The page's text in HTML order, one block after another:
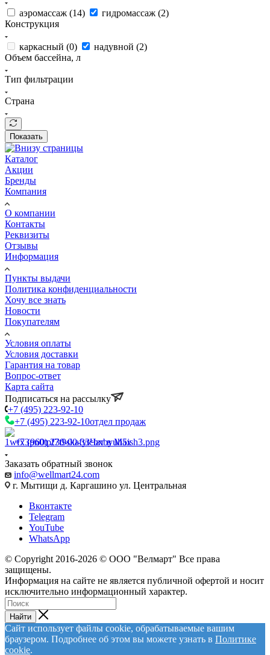
аэромассаж (14) гидромассаж (2)
Конструкция
каркасный (0) надувной (2)
Объем бассейна, л
Тип фильтрации
Страна
Показать
Каталог
Акции
Бренды
Компания
О компании
Контакты
Реквизиты
Отзывы
Информация
Пункты выдачи
Политика конфиденциальности
Хочу все знать
Новости
Покупателям
Условия оплаты
Условия доставки
Гарантия на товар
Вопрос-ответ
Карта сайта
Подписаться на рассылку
+7 (495) 223-92-10
+7 (495) 223-92-10отдел продаж
+7 (960) 230-00-33Чат в Max
Заказать обратный звонок
info@wellmart24.com
г. Мытищи д. Каргашино ул. Центральная
Вконтакте
Telegram
YouTube
WhatsApp
© Сopyright 2016-2026 © ООО "Велмарт" Все права
защищены.
Информация на сайте не является публичной офертой и носит
исключительно информационный характер.
Найти
Сайт использует файлы cookie, обрабатываемые вашим
браузером. Подробнее об этом вы можете узнать в Политике
cookie.